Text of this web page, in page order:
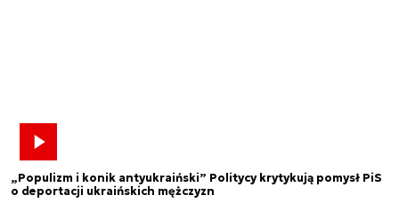
„Populizm i konik antyukraiński” Politycy krytykują pomysł PiS
o deportacji ukraińskich mężczyzn